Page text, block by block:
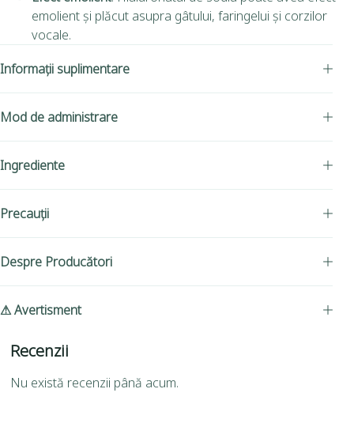
emolient și plăcut asupra gâtului, faringelui și corzilor
vocale.
Informații suplimentare
Mod de administrare
Ingrediente
Precauții
Despre Producători
⚠ Avertisment
Recenzii
Nu există recenzii până acum.